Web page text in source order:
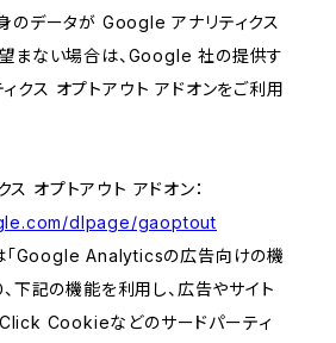
のデータが Google アナリティクス
まない場合は、Google 社の提供す
クス オプトアウト アドオンをご利用
オプトアウト アドオン：
dlpage/gaoptout
は「Google Analyticsの広告向けの機
下記の機能を利用し、広告やサイト
Cookieなどのサードパーティ